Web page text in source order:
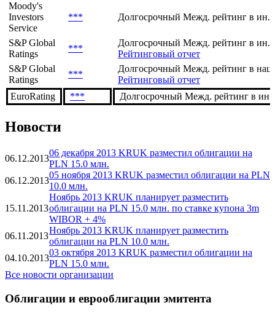
Moody's
Investors
Service
*** Долгосрочный Межд. рейтинг в ин.
S&P Global
Ratings
***
Долгосрочный Межд. рейтинг в ин.
Рейтинговый отчет
S&P Global
Ratings
***
Долгосрочный Межд. рейтинг в
Рейтинговый отчет
EuroRating
*** Долгосрочный Межд. рейтинг в ин.
Новости
06.12.2013
06 декабря 2013 KRUK разместил облигации на
PLN 15.0 млн.
06.12.2013
05 ноября 2013 KRUK разместил облигации на PLN
10.0 млн.
15.11.2013
Ноябрь 2013 KRUK планирует разместить
облигации на PLN 15.0 млн. по ставке купона 3m
WIBOR + 4%
06.11.2013
Ноябрь 2013 KRUK планирует разместить
облигации на PLN 10.0 млн.
04.10.2013
03 октября 2013 KRUK разместил облигации на
PLN 15.0 млн.
Все новости организации
Облигации и еврооблигации эмитента